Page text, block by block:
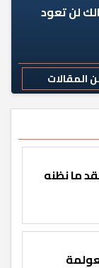
لن تعود
المقالات
ما نظنه